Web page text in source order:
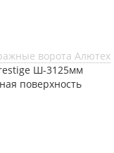
ворота Алютех
Ш-3125мм
поверхность